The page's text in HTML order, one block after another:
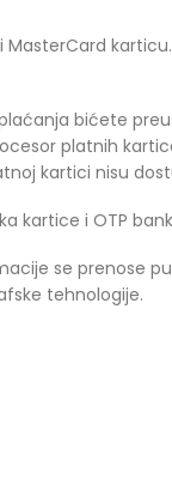
bićete
platnih
kartici nisu
kartice i OTP
se prenose
tehnologije.